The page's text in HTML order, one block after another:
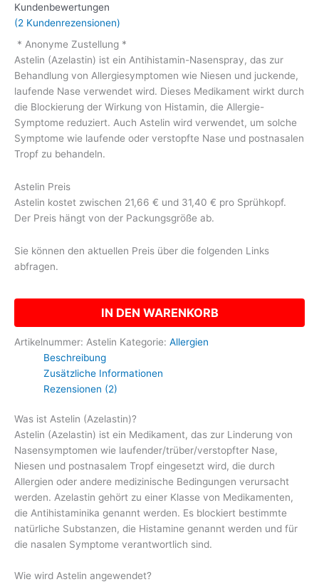
Kundenbewertungen
(2 Kundenrezensionen)
* Anonyme Zustellung *
Astelin (Azelastin) ist ein Antihistamin-Nasenspray, das zur
Behandlung von Allergiesymptomen wie Niesen und juckende,
laufende Nase verwendet wird. Dieses Medikament wirkt durch
die Blockierung der Wirkung von Histamin, die Allergie-
Symptome reduziert. Auch Astelin wird verwendet, um solche
Symptome wie laufende oder verstopfte Nase und postnasalen
Tropf zu behandeln.
Astelin Preis
Astelin kostet zwischen 21,66 € und 31,40 € pro Sprühkopf.
Der Preis hängt von der Packungsgröße ab.
Sie können den aktuellen Preis über die folgenden Links
abfragen.
IN DEN WARENKORB
Artikelnummer: Astelin Kategorie: Allergien
Beschreibung
Zusätzliche Informationen
Rezensionen (2)
Was ist Astelin (Azelastin)?
Astelin (Azelastin) ist ein Medikament, das zur Linderung von
Nasensymptomen wie laufender/trüber/verstopfter Nase,
Niesen und postnasalem Tropf eingesetzt wird, die durch
Allergien oder andere medizinische Bedingungen verursacht
werden. Azelastin gehört zu einer Klasse von Medikamenten,
die Antihistaminika genannt werden. Es blockiert bestimmte
natürliche Substanzen, die Histamine genannt werden und für
die nasalen Symptome verantwortlich sind.
Wie wird Astelin angewendet?